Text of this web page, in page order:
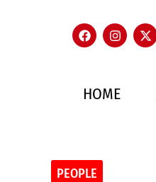
HOME
PEOPLE